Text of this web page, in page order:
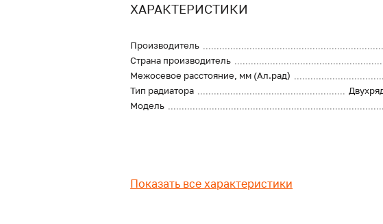
ХАРАКТЕРИСТИКИ
Производитель
Страна производитель
Межосевое расстояние, мм (Ал.рад)
Тип радиатора
Модель
Показать все характеристики